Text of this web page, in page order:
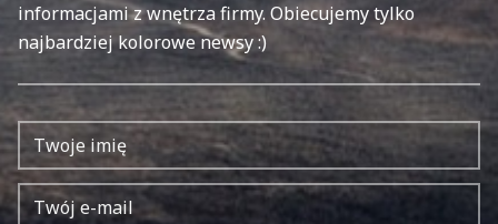
informacjami z wnętrza firmy. Obiecujemy tylko
najbardziej kolorowe newsy :)